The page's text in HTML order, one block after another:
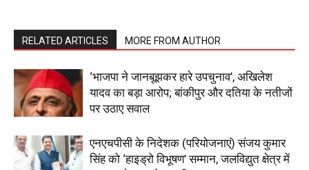
RELATED ARTICLES MORE FROM AUTHOR
‘भाजपा ने जानबूझकर हारे उपचुनाव’, अखिलेश
यादव का बड़ा आरोप; बांकीपुर और दतिया के नतीजों
पर उठाए सवाल
एनएचपीसी के निदेशक (परियोजनाएं) संजय कुमार
सिंह को ‘हाइड्रो विभूषण’ सम्मान, जलविद्युत क्षेत्र में